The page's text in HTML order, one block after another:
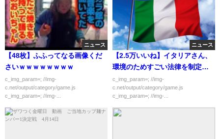
ニュース
【48枚】ふふってなる画像くだ
さいｗｗｗｗｗｗｗｗ
c_img_param=; //img-
c.net/output/category/game.js
c_img_param=; //img-...
ニュース
【2.5万いいね】イタリアさん、
環境のためすごい法律を制定し
た結果がこちらｗｗｗｗｗ
c_img_param=; //img-
c.net/output/category/game.js
c_img_param=; //img-...